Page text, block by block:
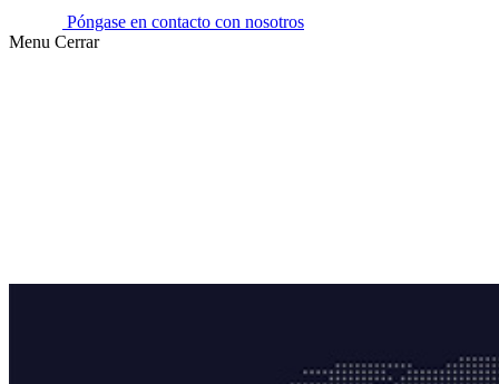
Póngase en contacto con nosotros
Menu Cerrar